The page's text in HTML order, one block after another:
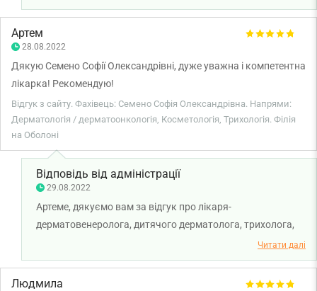
Бажаємо вам міцного здоров'я!
Артем
28.08.2022
Дякую Семено Софії Олександрівні, дуже уважна і компетентна
лікарка! Рекомендую!
Відгук з сайту. Фахівець: Семено Софія Олександрівна. Напрями:
Дерматологія / дерматоонкологія, Косметологія, Трихологія. Філія
на Оболоні
Відповідь від адміністрації
29.08.2022
Артеме, дякуємо вам за відгук про лікаря-
дерматовенеролога, дитячого дерматолога, трихолога,
косметолога Семено Софію Олександрівну. Бажаємо вам
міцного здоров'я!
Читати далі
Людмила